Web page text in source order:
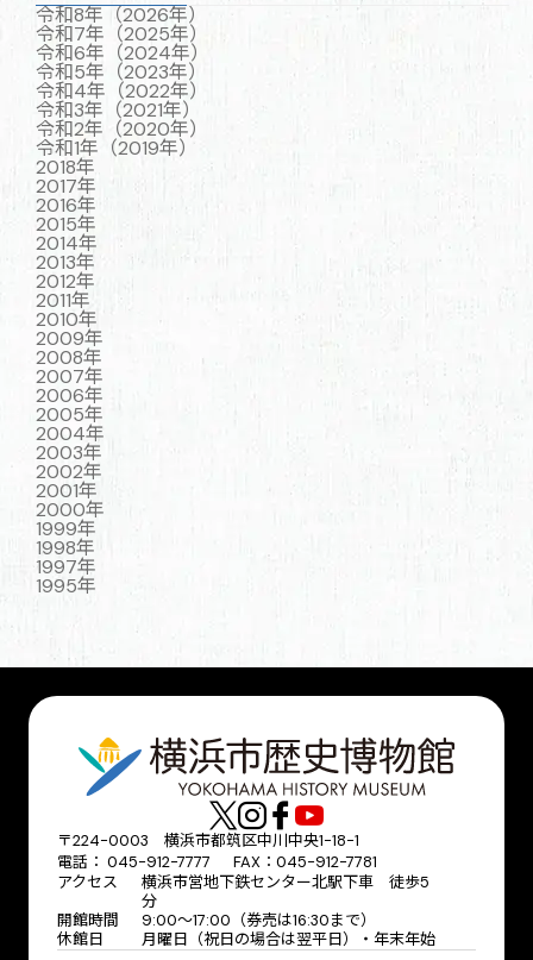
令和8年（2026年）
令和7年（2025年）
令和6年（2024年）
令和5年（2023年）
令和4年（2022年）
令和3年（2021年）
令和2年（2020年）
令和1年（2019年）
2018年
2017年
2016年
2015年
2014年
2013年
2012年
2011年
2010年
2009年
2008年
2007年
2006年
2005年
2004年
2003年
2002年
2001年
2000年
1999年
1998年
1997年
1995年
〒224-0003 横浜市都筑区中川中央1-18-1
電話： 045-912-7777 FAX：045-912-7781
アクセス
横浜市営地下鉄センター北駅下車 徒歩5
分
開館時間
9:00〜17:00（券売は16:30まで）
休館日
月曜日（祝日の場合は翌平日）・年末年始